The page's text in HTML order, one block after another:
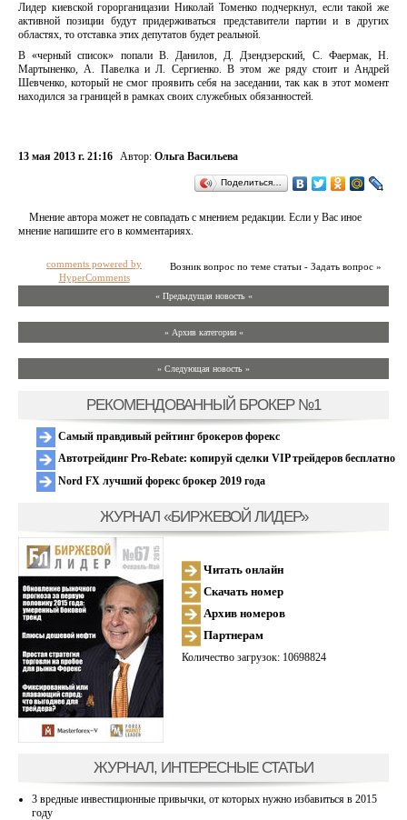
Лидер киевской горорганицазии Николай Томенко подчеркнул, если такой же
активной позиции будут придерживаться представители партии и в других
областях, то отставка этих депутатов будет реальной.
В «черный список» попали В. Данилов, Д. Дзендзерский, С. Фаермак, Н.
Мартыненко, А. Павелка и Л. Сергиенко. В этом же ряду стоит и Андрей
Шевченко, который не смог проявить себя на заседании, так как в этот момент
находился за границей в рамках своих служебных обязанностей.
13 мая 2013 г. 21:16 Автор: Ольга Васильева
Поделиться…
Мнение автора может не совпадать с мнением редакции. Если у Вас иное
мнение напишите его в комментариях.
Возник вопрос по теме статьи - Задать вопрос »
comments powered by
HyperComments
« Предыдущая новость «
» Архив категории «
» Следующая новость »
РЕКОМЕНДОВАННЫЙ БРОКЕР №1
Самый правдивый рейтинг брокеров форекс
Автотрейдинг Pro-Rebate: копируй сделки VIP трейдеров бесплатно
Nord FX лучший форекс брокер 2019 года
ЖУРНАЛ «БИРЖЕВОЙ ЛИДЕР»
Читать онлайн
Скачать номер
Архив номеров
Партнерам
Количество загрузок: 10698824
ЖУРНАЛ, ИНТЕРЕСНЫЕ СТАТЬИ
3 вредные инвестиционные привычки, от которых нужно избавиться в 2015
году